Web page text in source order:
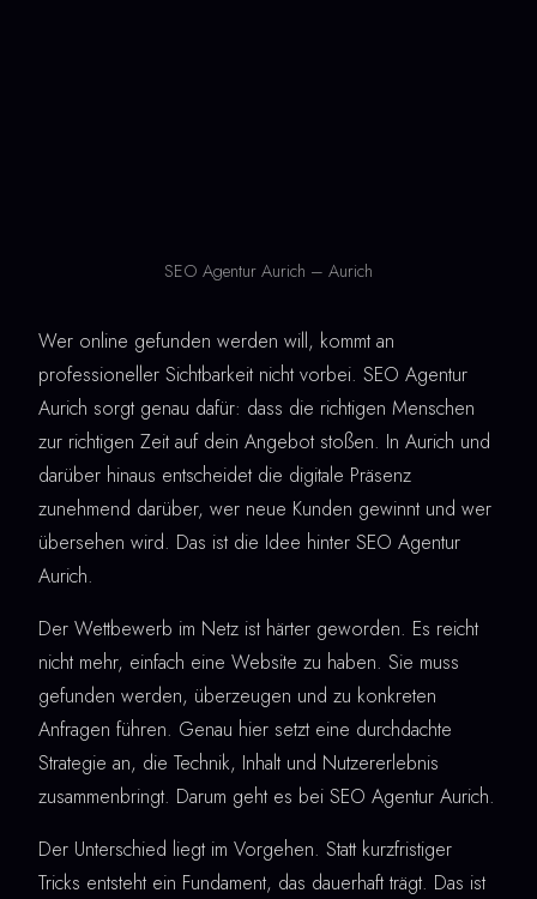
SEO Agentur Aurich – Aurich
Wer online gefunden werden will, kommt an
professioneller Sichtbarkeit nicht vorbei. SEO Agentur
Aurich sorgt genau dafür: dass die richtigen Menschen
zur richtigen Zeit auf dein Angebot stoßen. In Aurich und
darüber hinaus entscheidet die digitale Präsenz
zunehmend darüber, wer neue Kunden gewinnt und wer
übersehen wird. Das ist die Idee hinter SEO Agentur
Aurich.
Der Wettbewerb im Netz ist härter geworden. Es reicht
nicht mehr, einfach eine Website zu haben. Sie muss
gefunden werden, überzeugen und zu konkreten
Anfragen führen. Genau hier setzt eine durchdachte
Strategie an, die Technik, Inhalt und Nutzererlebnis
zusammenbringt. Darum geht es bei SEO Agentur Aurich.
Der Unterschied liegt im Vorgehen. Statt kurzfristiger
Tricks entsteht ein Fundament, das dauerhaft trägt. Das ist